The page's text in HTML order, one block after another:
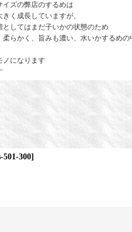
イズの弊店のするめは
く成長していますが、
としてはまだ子いかの状態のため
柔らかく、旨みも濃い、水いかするめの
ノになります
501-300]